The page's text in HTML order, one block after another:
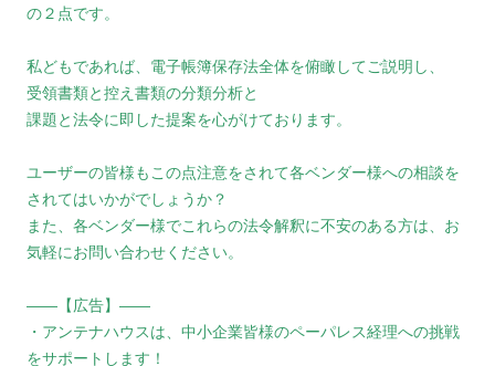
の２点です。
私どもであれば、電子帳簿保存法全体を俯瞰してご説明し、
受領書類と控え書類の分類分析と
課題と法令に即した提案を心がけております。
ユーザーの皆様もこの点注意をされて各ベンダー様への相談を
されてはいかがでしょうか？
また、各ベンダー様でこれらの法令解釈に不安のある方は、お
気軽にお問い合わせください。
――【広告】――
・アンテナハウスは、中小企業皆様のペーパレス経理への挑戦
をサポートします！